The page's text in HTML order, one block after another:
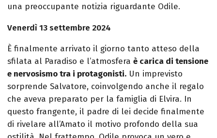
una preoccupante notizia riguardante Odile.
Venerdì 13 settembre 2024
È finalmente arrivato il giorno tanto atteso della
sfilata al Paradiso e l’atmosfera è carica di tensione
e nervosismo tra i protagonisti. Un imprevisto
sorprende Salvatore, coinvolgendo anche il regalo
che aveva preparato per la famiglia di Elvira. In
questo frangente, il padre di lei decide finalmente
di rivelare all’Amato il motivo profondo della sua